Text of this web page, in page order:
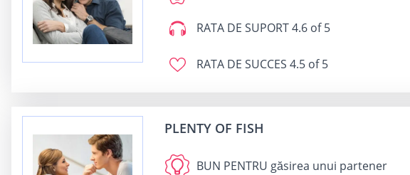
RATA DE SUPORT4.6 of 5
RATA DE SUCCES 4.5 of 5
PLENTY OF FISH
BUN PENTRU găsirea unui partener